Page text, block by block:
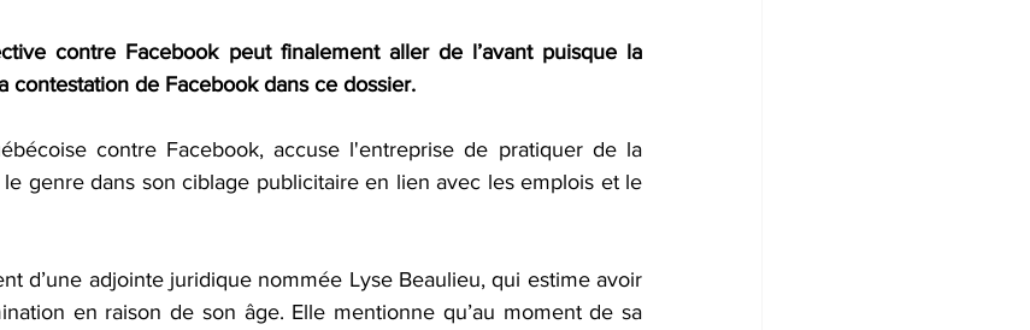
contre Facebook peut finalement aller de l’avant puisque la
contestation de Facebook dans ce dossier.
contre Facebook, accuse l'entreprise de pratiquer de la
genre dans son ciblage publicitaire en lien avec les emplois et le
d’une adjointe juridique nommée Lyse Beaulieu, qui estime avoir
en raison de son âge. Elle mentionne qu’au moment de sa